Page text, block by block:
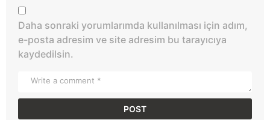
Daha sonraki yorumlarımda kullanılması için adım,
e-posta adresim ve site adresim bu tarayıcıya
kaydedilsin.